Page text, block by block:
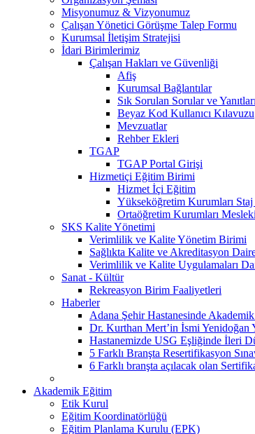
Misyonumuz & Vizyonumuz
Çalışan Yönetici Görüşme Talep Formu
Kurumsal İletişim Stratejisi
İdari Birimlerimiz
Çalışan Hakları ve Güvenliği
Afiş
Kurumsal Bağlantılar
Sık Sorulan Sorular ve Yanıtları
Beyaz Kod Kullanıcı Kılavuzu
Mevzuatlar
Rehber Ekleri
TGAP
TGAP Portal Girişi
Hizmetiçi Eğitim Birimi
Hizmet İçi Eğitim
Yükseköğretim Kurumları Staj
Ortaöğretim Kurumları
SKS Kalite Yönetimi
Verimlilik ve Kalite Yönetim Birimi
Sağlıkta Kalite ve Akreditasyon
Verimlilik ve Kalite Uygulamaları
Sanat - Kültür
Rekreasyon Birim Faaliyetleri
Haberler
Adana Şehir Hastanesinde
Dr. Kurthan Mert’in İsmi Yenidoğan
Hastanemizde USG Eşliğinde İleri
5 Farklı Branşta Resertifikasyon
6 Farklı branşta açılacak olan
Akademik Eğitim
Etik Kurul
Eğitim Koordinatörlüğü
Eğitim Planlama Kurulu (EPK)